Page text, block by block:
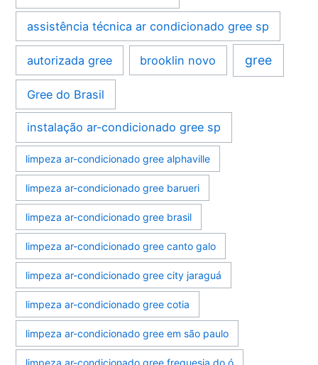
assistência técnica ar condicionado gree sp
autorizada gree brooklin novo gree
Gree do Brasil
instalação ar-condicionado gree sp
limpeza ar-condicionado gree alphaville
limpeza ar-condicionado gree barueri
limpeza ar-condicionado gree brasil
limpeza ar-condicionado gree canto galo
limpeza ar-condicionado gree city jaraguá
limpeza ar-condicionado gree cotia
limpeza ar-condicionado gree em são paulo
limpeza ar-condicionado gree freguesia do ó